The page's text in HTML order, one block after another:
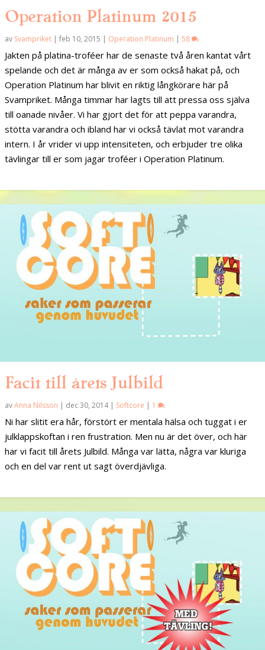
Operation Platinum 2015
av Svampriket | feb 10, 2015 | Operation Platinum | 58
Jakten på platina-troféer har de senaste två åren kantat vårt
spelande och det är många av er som också hakat på, och
Operation Platinum har blivit en riktig långkörare här på
Svampriket. Många timmar har lagts till att pressa oss själva
till oanade nivåer. Vi har gjort det för att peppa varandra,
stötta varandra och ibland har vi också tävlat mot varandra
intern. I år vrider vi upp intensiteten, och erbjuder tre olika
tävlingar till er som jagar troféer i Operation Platinum.
Facit till årets Julbild
avAnna Nilsson | dec 30, 2014| Softcore | 1
Ni har slitit era hår, förstört er mentala hälsa och tuggat i er
julklappskoftan i ren frustration. Men nu är det över, och här
har vi facit till årets Julbild. Många var lätta, några var kluriga
och en del var rent ut sagt överdjävliga.